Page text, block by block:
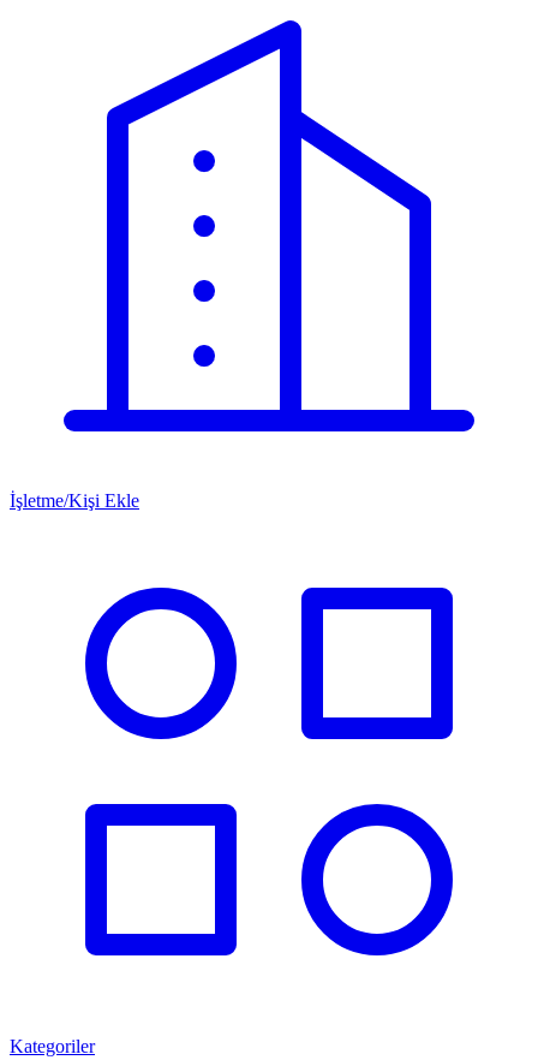
İşletme/Kişi Ekle
Kategoriler